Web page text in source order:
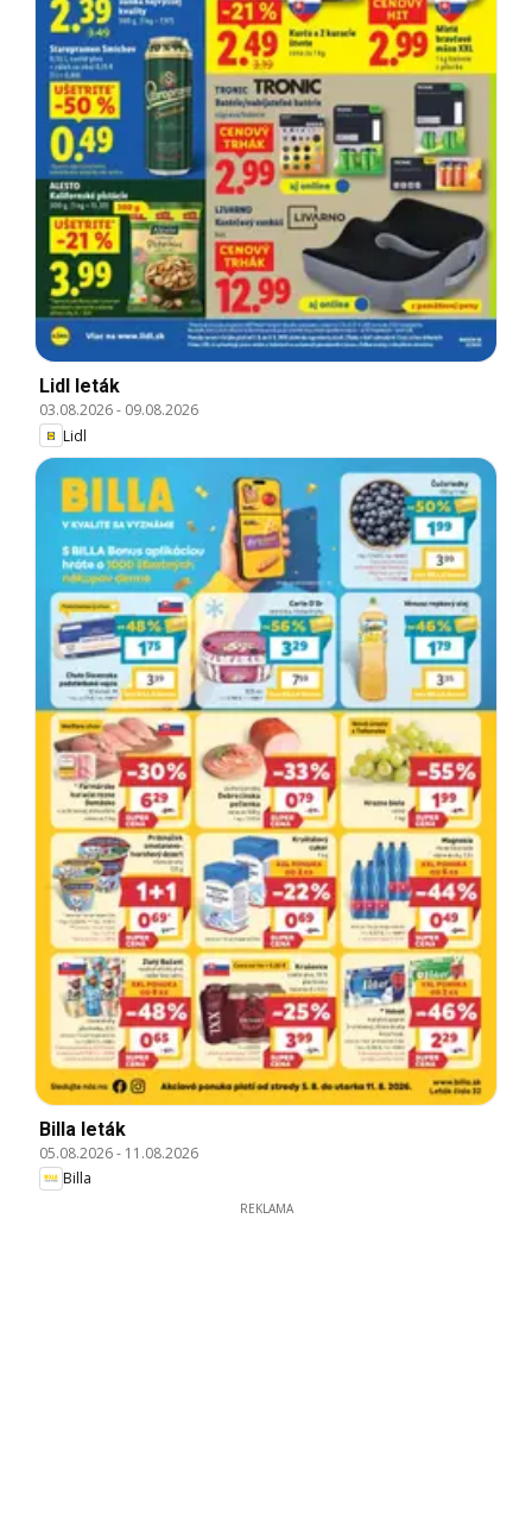
Lidl leták
03.08.2026- 09.08.2026
Lidl
Billa leták
05.08.2026- 11.08.2026
Billa
REKLAMA